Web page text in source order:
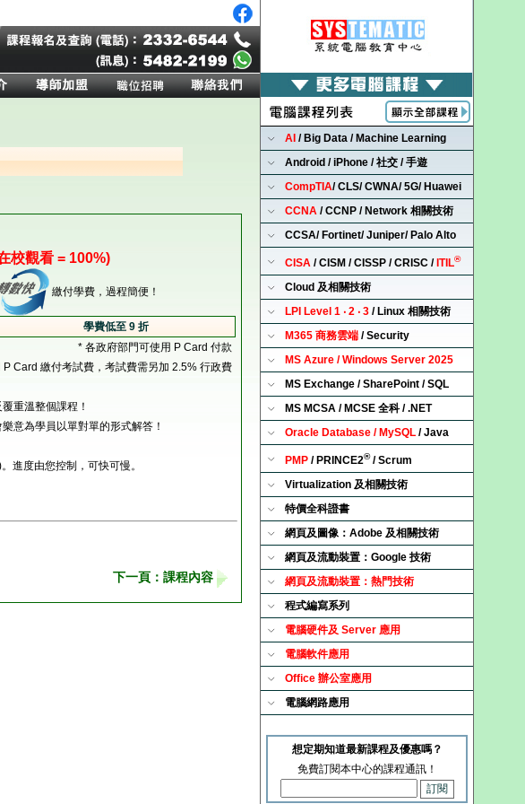
校觀看 = 100%)
繳付學費，過程簡便！
學費低至 9 折
* 各政府部門可使用 P Card 付款
P Card 繳付考試費，考試費需另加 2.5% 行政費
重溫整個課程！
意為學員以單對單的形式解答！
進度由您控制，可快可慢。
下一頁：課程內容
AI / Big Data / Machine Learning
Android / iPhone / 社交 / 手遊
CompTIA/ CLS/ CWNA/ 5G/ Huawei
CCNA / CCNP / Network 相關技術
CCSA/ Fortinet/ Juniper/ Palo Alto
CISA / CISM / CISSP / CRISC / ITIL®
Cloud 及相關技術
LPI Level 1 ‧ 2 ‧ 3 / Linux 相關技術
M365 商務雲端 / Security
MS Azure / Windows Server 2025
MS Exchange / SharePoint / SQL
MS MCSA / MCSE 全科 / .NET
Oracle Database / MySQL / Java
PMP / PRINCE2®/ Scrum
Virtualization 及相關技術
特價全科證書
網頁及圖像：Adobe 及相關技術
網頁及流動裝置：Google 技術
網頁及流動裝置：熱門技術
程式編寫系列
電腦硬件及 Server 應用
電腦軟件應用
Office 辦公室應用
電腦網路應用
想定期知道最新課程及優惠嗎？
免費訂閱本中心的課程通訊！